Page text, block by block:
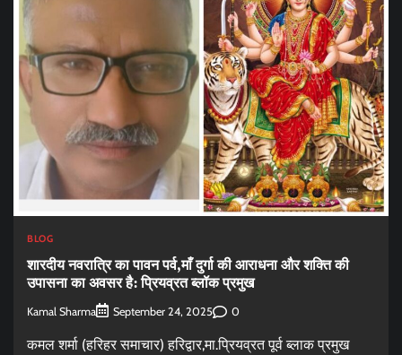
BLOG
शारदीय नवरात्रि का पावन पर्व,माँ दुर्गा की आराधना और शक्ति की
उपासना का अवसर है: प्रियव्रत ब्लॉक प्रमुख
Kamal Sharma September 24, 2025 0
कमल शर्मा (हरिहर समाचार) हरिद्वार,मा.प्रियव्रत पूर्व ब्लाक प्रमुख